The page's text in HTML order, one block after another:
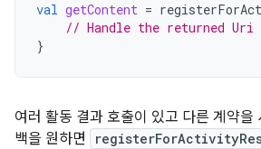
val getContent =
// Handle the returned Uri
}
여러 활동 결과 호출이 있고 다른 계약을
백을 원하면